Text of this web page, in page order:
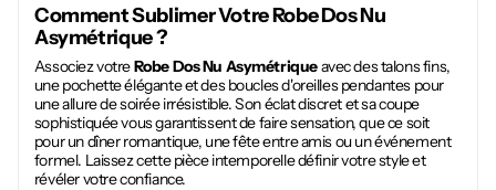
Comment Sublimer VotreRobe Dos Nu
Asymétrique?
Associez votreRobe Dos Nu Asymétriqueavec des talons fins,
une pochette élégante et des boucles d'oreilles pendantes pour
une allure de soirée irrésistible. Son éclat discret et sa coupe
sophistiquée vous garantissent de faire sensation, que ce soit
pour un dîner romantique, une fête entre amis ou un événement
formel. Laissez cette pièce intemporelle définir votre style et
révéler votre confiance.